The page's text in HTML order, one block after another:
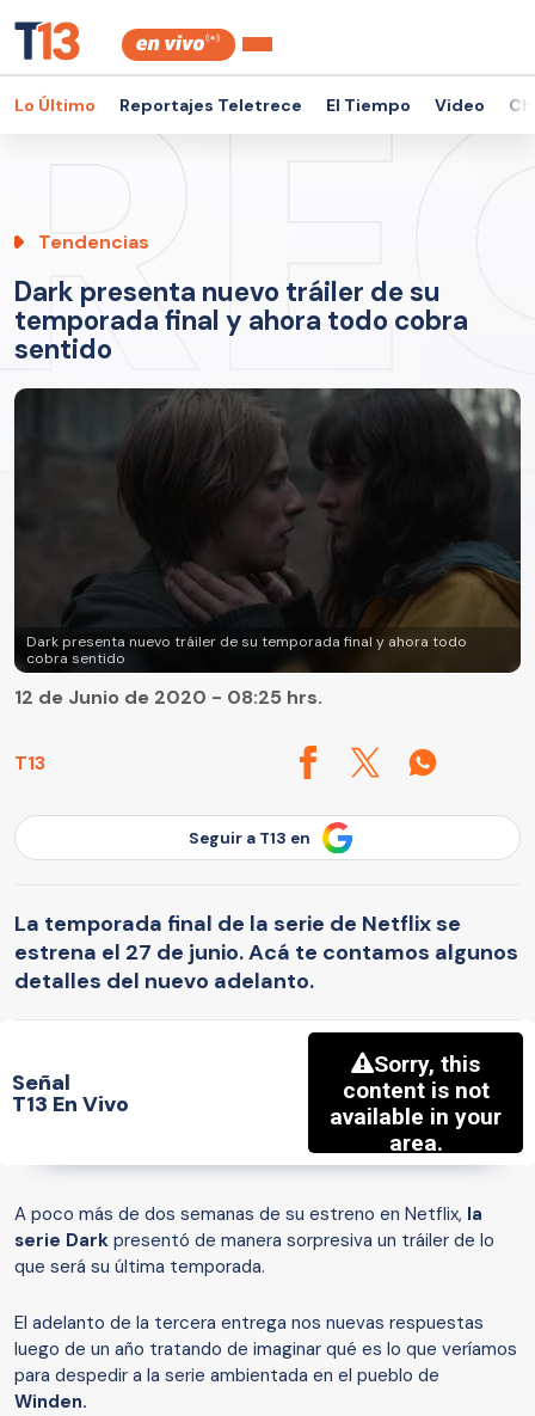
Lo Último Reportajes Teletrece El Tiempo Video
Tendencias
Dark presenta nuevo tráiler de su
temporada final y ahora todo cobra
sentido
Dark presenta nuevo tráiler de su temporada final y ahora todo
cobra sentido
T13
12 de Junio de 2020 - 08:25 hrs.
Seguir a T13 en
La temporada final de la serie de Netflix se
estrena el 27 de junio. Acá te contamos algunos
detalles del nuevo adelanto.
Señal
T13 En Vivo
A poco más de dos semanas de su estreno en Netflix, la
serie Dark presentó de manera sorpresiva un tráiler de lo
que será su última temporada.
El adelanto de la tercera entrega nos nuevas respuestas
luego de un año tratando de imaginar qué es lo que veríamos
para despedir a la serie ambientada en el pueblo de
Winden.